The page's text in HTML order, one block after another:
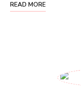
READ MORE